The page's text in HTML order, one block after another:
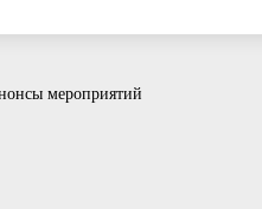
мероприятий